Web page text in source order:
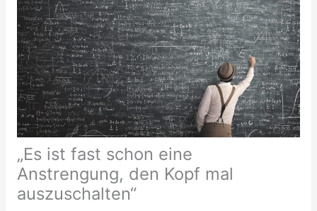
„Es ist fast schon eine
Anstrengung, den Kopf mal
auszuschalten“